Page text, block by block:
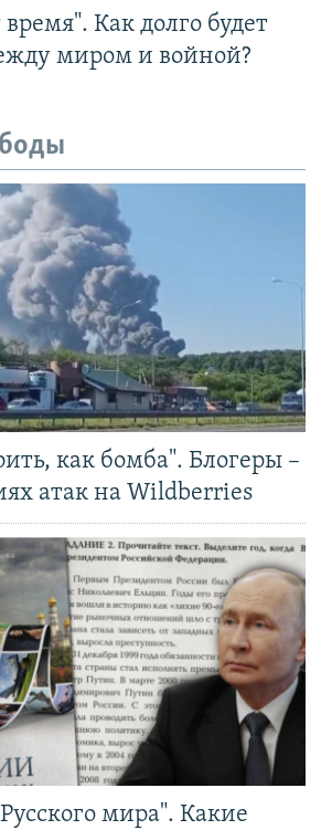
Как долго будет
миром и войной?
как бомба". Блогеры –
атак на Wildberries
мира". Какие